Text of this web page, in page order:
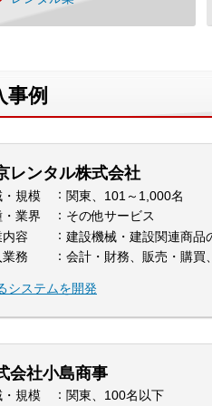
例
レンタル株式会社
・規模
関東、101～1,000名
業界
その他サービス
容
建設機械・建設関連商品
務
会計・財務、販売・購買
システムを開発
会社小島商事
・規模 関東、100名以下